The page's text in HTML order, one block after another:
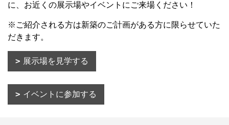
に、お近くの展示場やイベントにご来場ください！
※ご紹介される方は新築のご計画がある方に限らせていた
だきます。
展示場を見学する
イベントに参加する